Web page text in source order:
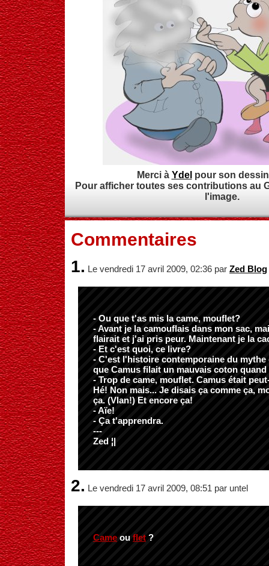
Merci à Ydel pour son
Pour afficher toutes ses contributions au
l'image.
Commentaires
1. Le vendredi 17 avril 2009, 02:36 par Zed Blog
- Ou que t'as mis la came, mouflet?
- Avant je la camouflais dans mon sac,
flairait et j'ai pris peur. Maintenant je la
- Et c'est quoi, ce livre?
- C'est l'histoire contemporaine du
que Camus filait un mauvais coton
- Trop de came, mouflet. Camus était
Hé! Non mais... Je disais ça comme ça,
ça. (Vlan!) Et encore ça!
- Aïe!
- Ça t'apprendra.
---
Zed ¦|
2. Le vendredi 17 avril 2009, 08:51 par untel
Came ou flet ?